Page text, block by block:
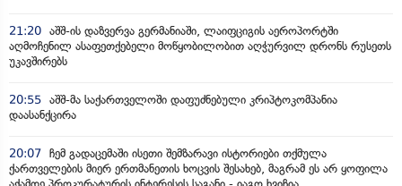
21:20 აშშ-ის დაზვერვა გერმანიაში, ლაიფციგის აეროპორტში
აღმოჩენილ ასაფეთქებელი მოწყობილობით აღჭურვილ დრონს რუსეთს
უკავშირებს
20:55 აშშ-მა საქართველოში დაფუძნებული კრიპტოკომპანია
დაასანქცირა
20:07 ჩემ გადაცემაში ისეთი შემზარავი ისტორიები თქმულა
ქართველების მიერ ერთმანეთის ხოცვის შესახებ, მაგრამ ეს არ ყოფილა